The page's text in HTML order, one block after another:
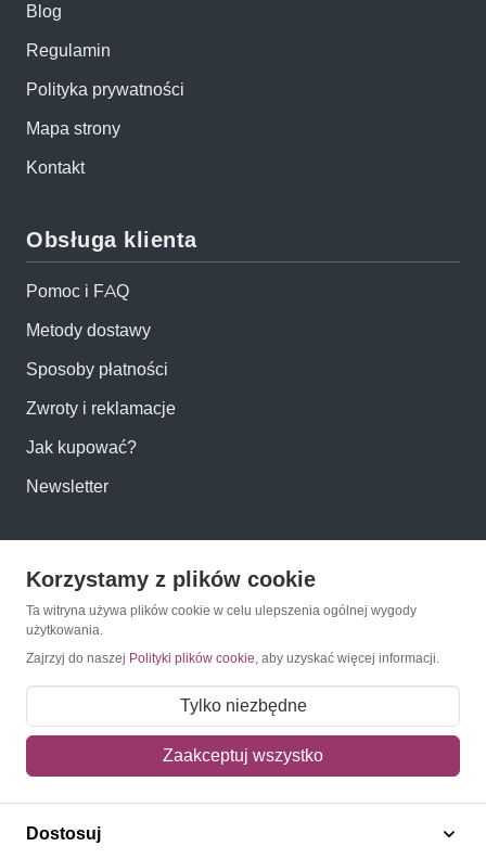
Blog
Regulamin
Polityka prywatności
Mapa strony
Kontakt
Obsługa klienta
Pomoc i FAQ
Metody dostawy
Sposoby płatności
Zwroty i reklamacje
Jak kupować?
Newsletter
Moje konto
Moje zamówienia
Mój koszyk
Adres dostawy
Polecamy
Korzystamy z plików cookie
Ta witryna używa plików cookie w celu ulepszenia ogólnej wygody
użytkowania.
Zajrzyj do naszej Polityki plików cookie, aby uzyskać więcej informacji.
Tylko niezbędne
Zaakceptuj wszystko
Dostosuj